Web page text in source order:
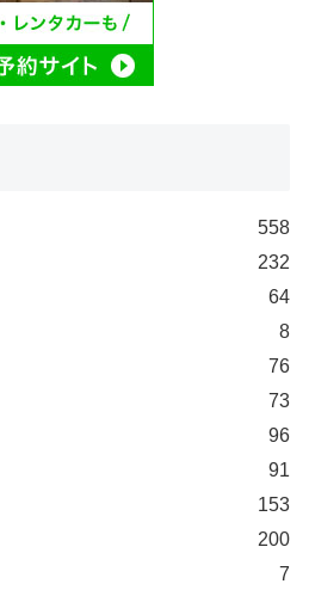
558
232
64
8
76
73
96
91
153
200
7